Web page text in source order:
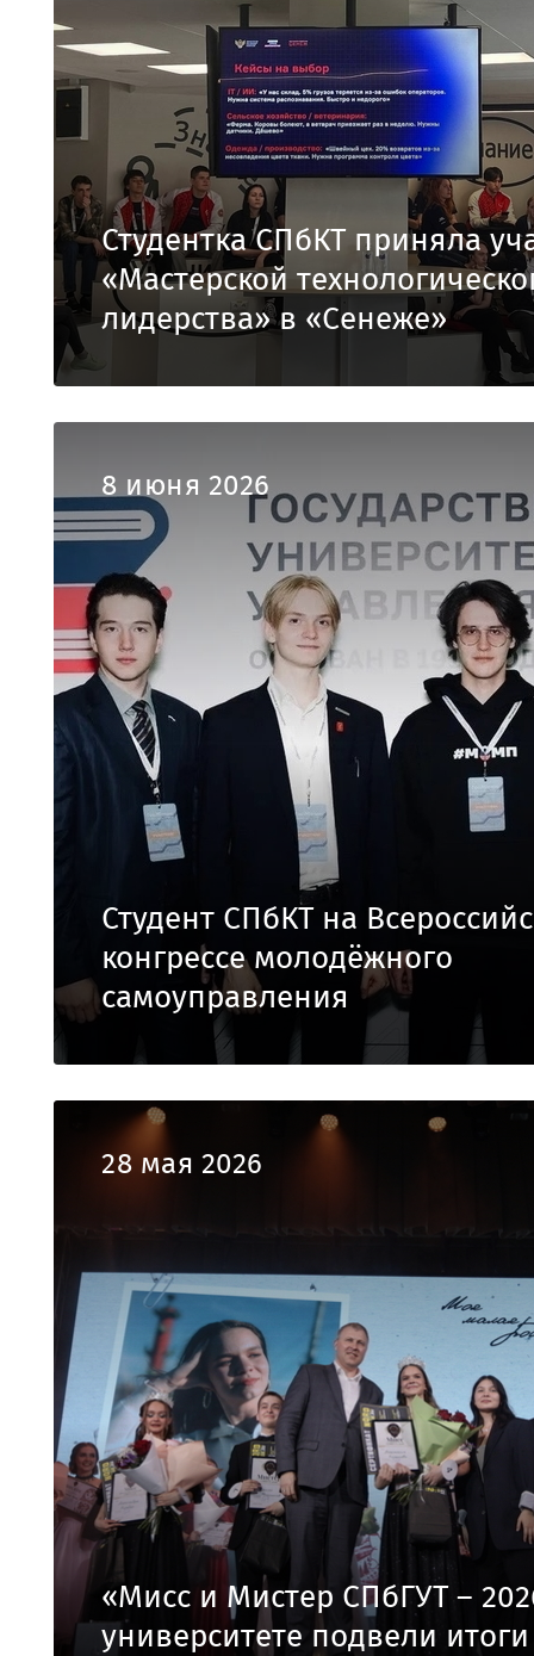
Студентка СПбКТ приняла
«Мастерской
лидерства» в «Сенеже»
8 июня 2026
Студент СПбКТ на
конгрессе молодёжного
самоуправления
28 мая 2026
«Мисс и Мистер СПбГУТ –
университете подвели итоги